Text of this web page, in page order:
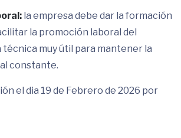
la empresa debe dar la formación
la promoción laboral del
técnica muy útil para mantener la
constante.
el dia 19 de Febrero de 2026 por